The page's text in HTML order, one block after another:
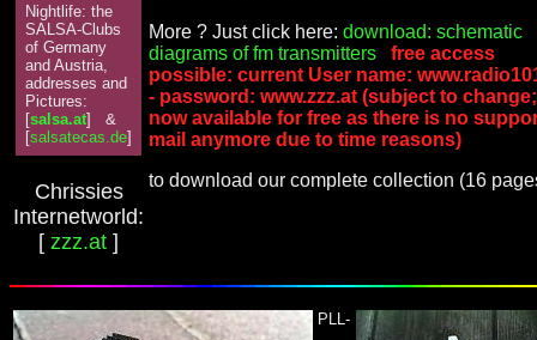
Nightlife: the
SALSA-Clubs
of Germany
and Austria,
addresses and
Pictures:
[salsa.at] &
[salsatecas.de]
Chrissies
Internetworld:
[ zzz.at ]
More ? Just click here: download: schematic
diagrams of fm transmitters
free access
possible: current User name:
- password: www.zzz.at (subject to change;
now available for free as there is no
mail anymore due to time reasons)
to download our complete collection (16
PLL-